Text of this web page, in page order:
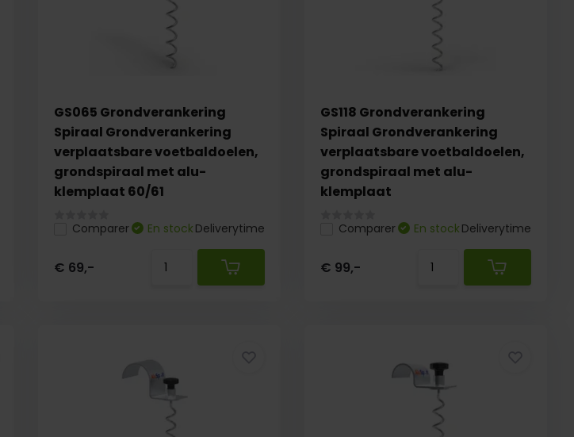
GS065 Grondverankering
Spiraal Grondverankering
verplaatsbare voetbaldoelen,
grondspiraal met alu-
klemplaat 60/61
Comparer En stock Deliverytime
€ 69,-
GS118 Grondverankering
Spiraal Grondverankering
verplaatsbare voetbaldoelen,
grondspiraal met alu-
klemplaat
Comparer En stock Deliverytime
€ 99,-